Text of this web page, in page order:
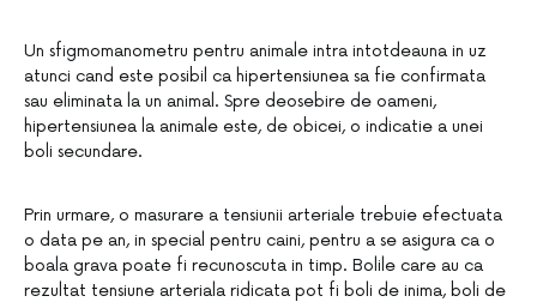
Un sfigmomanometru pentru animale intra intotdeauna in uz
atunci cand este posibil ca hipertensiunea sa fie confirmata
sau eliminata la un animal. Spre deosebire de oameni,
hipertensiunea la animale este, de obicei, o indicatie a unei
boli secundare.
Prin urmare, o masurare a tensiunii arteriale trebuie efectuata
o data pe an, in special pentru caini, pentru a se asigura ca o
boala grava poate fi recunoscuta in timp. Bolile care au ca
rezultat tensiune arteriala ridicata pot fi boli de inima, boli de